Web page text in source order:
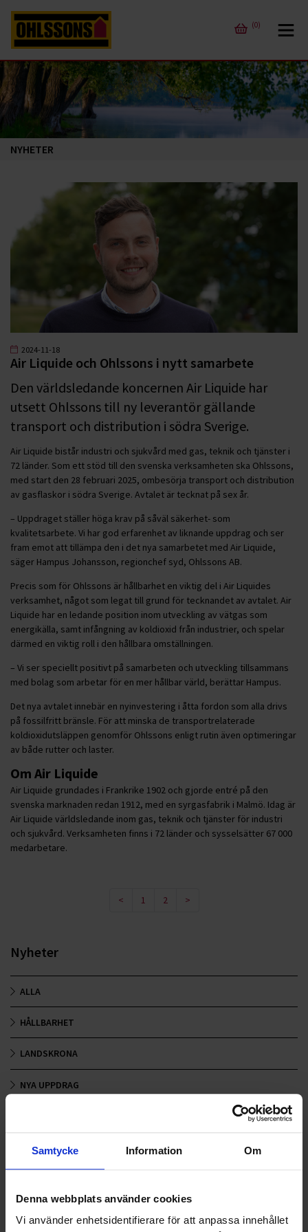
Samtycke Information Om
Denna webbplats använder cookies
Vi använder enhetsidentifierare för att anpassa innehållet
(0)
NYHETER
2024-11-18
Air Liquide och Ohlssons i nytt samarbete
Den världsledande koncernen Air Liquide har
utsett Ohlssons till ny leverantör gällande
transport och distribution i södra Sverige.
Air Liquide bistår industri och sjukvård med gas, teknik och tjänster i
72 länder. Som ett stöd till den svenska verksamheten ska Ohlssons,
med start den 28 februari 2025, ombesörja transport och distribution
av gasflaskor i södra Sverige. Avtalet är tecknat på sex år.
– Uppdraget ställer höga krav på såväl säkerhet- som
kvalitetsarbete. Vi har god erfarenhet av liknande uppdrag och ser
fram emot att tillämpa den i det nya samarbetet med Air Liquide,
säger Hampus Johansson, regionchef syd, Ohlssons AB.
Precis som för Ohlssons är hållbarhet en viktig del i Air Liquides
verksamhet, något som legat till grund för tecknandet av avtalet. Air
Liquide har en ledande position inom utveckling av vätgas som
energikälla, samt infångning av koldioxid från industrier, och spelar
därmed en viktig roll i den hållbara omställningen.
– Vi ser speciellt positivt på samarbeten och utveckling tillsammans
med bolag som arbetar för en mer hållbar värld, berättar Hampus.
Det nya avtalet innebär en nyinvestering i åtta fordon som alla drivs
på fossilfritt bränsle. För att minska de transportrelaterade
koldioxidutsläppen genomför Ohlssons enligt rutin även optimeringar
av både rutter och laster.
Om Air Liquide
Air Liquide grundades i Frankrike 1902 och gjorde entré på den
svenska marknaden redan 1912, med en syrgasfabrik i Malmö. Idag är
Air Liquide världsledande inom gas, teknik och tjänster för industri
och sjukvård. Verksamheten finns i 72 länder och sysselsätter 67 000
medarbetare.
< 1 2 >
Nyheter
ALLA
HÅLLBARHET
LANDSKRONA
NYA UPPDRAG
OHLSSONS REGION SYD